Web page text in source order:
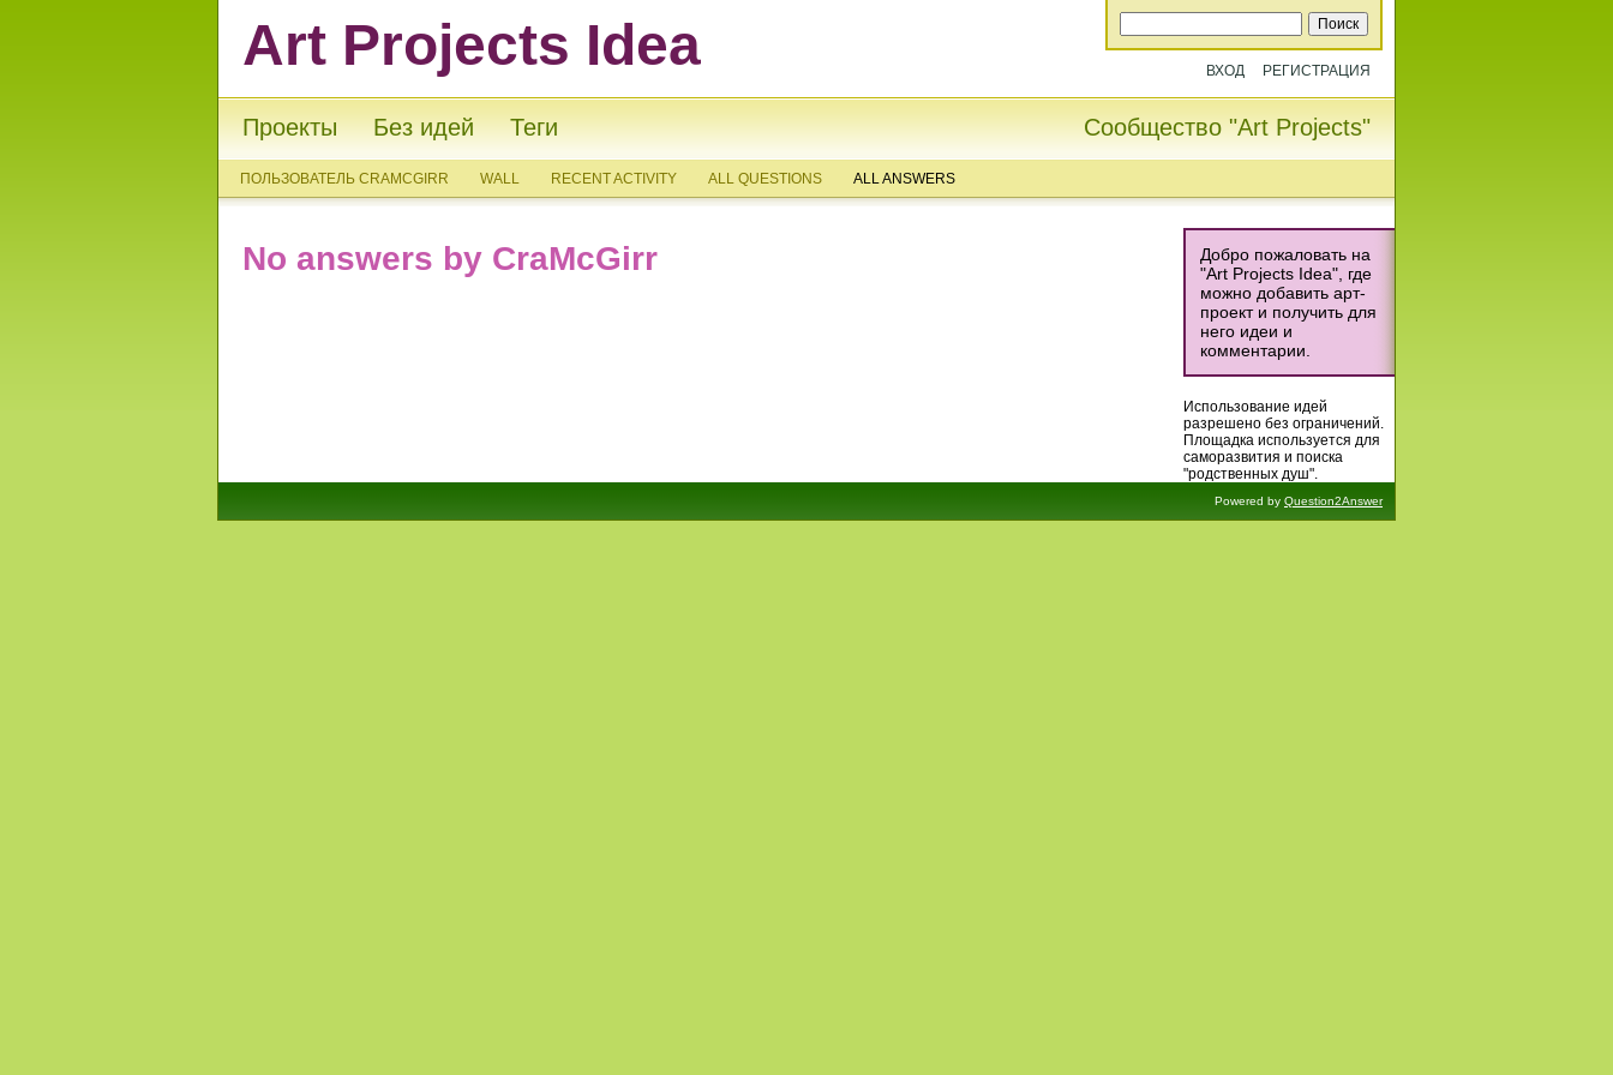
Art Projects Idea ВХОД РЕГИСТРАЦИЯ
Проекты Без идей Теги Сообщество "Art Projects"
ПОЛЬЗОВАТЕЛЬ CRAMCGIRR WALL RECENT ACTIVITY ALL QUESTIONS ALL ANSWERS
Добро пожаловать на
"Art Projects Idea", где
можно добавить арт-
проект и получить для
него идеи и
комментарии.
Использование идей
разрешено без ограничений.
Площадка используется для
саморазвития и поиска
"родственных душ".
No answers by CraMcGirr
Powered by Question2Answer